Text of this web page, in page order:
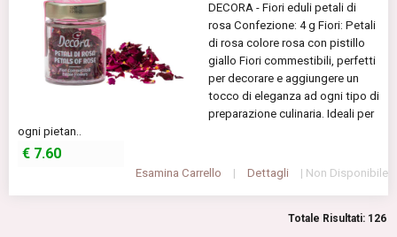
DECORA - Fiori eduli petali di
rosa Confezione: 4 g Fiori: Petali
di rosa colore rosa con pistillo
giallo Fiori commestibili, perfetti
per decorare e aggiungere un
tocco di eleganza ad ogni tipo di
preparazione culinaria. Ideali per
ogni pietan..
€ 7.60
Esamina Carrello | Dettagli | Non Disponibile
Totale Risultati: 126